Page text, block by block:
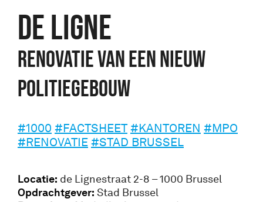
DE LIGNE
Renovatie van een nieuw
politiegebouw
#1000 #FACTSHEET #KANTOREN #MPO
#RENOVATIE #STAD BRUSSEL
Locatie: de Lignestraat 2-8 – 1000 Brussel
Opdrachtgever: Stad Brussel